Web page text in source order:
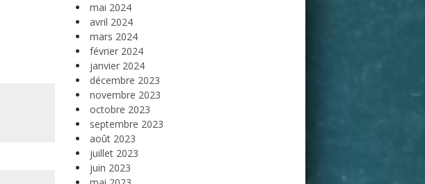
mai 2024
avril 2024
mars 2024
février 2024
janvier 2024
décembre 2023
novembre 2023
octobre 2023
septembre 2023
août 2023
juillet 2023
juin 2023